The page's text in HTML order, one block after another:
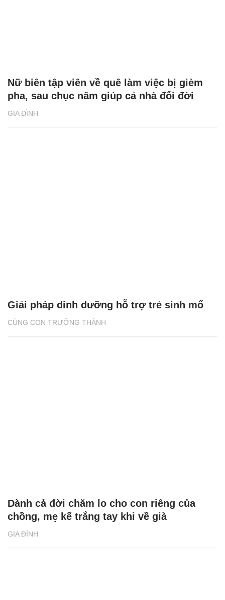
GIA ĐÌNH
Nữ biên tập viên về quê làm việc bị gièm
pha, sau chục năm giúp cả nhà đổi đời
CÙNG CON TRƯỞNG THÀNH
Giải pháp dinh dưỡng hỗ trợ trẻ sinh mổ
GIA ĐÌNH
Dành cả đời chăm lo cho con riêng của
chồng, mẹ kế trắng tay khi về già